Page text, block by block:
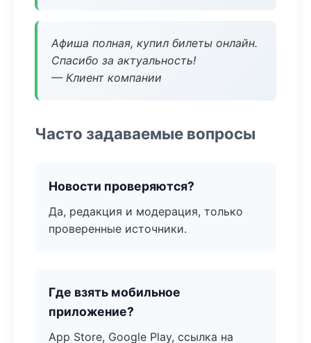
Афиша полная, купил билеты онлайн.
Спасибо за актуальность!
— Клиент компании
Часто задаваемые вопросы
Новости проверяются?
Да, редакция и модерация, только
проверенные источники.
Где взять мобильное
приложение?
App Store, Google Play, ссылка на